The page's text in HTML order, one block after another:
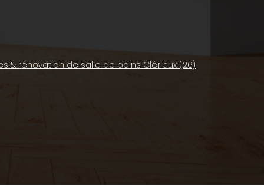
& rénovation de salle de bains Clérieux (26)